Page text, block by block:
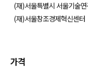
(재)서울특별시 서울기술
(재)서울창조경제혁신센터
가격